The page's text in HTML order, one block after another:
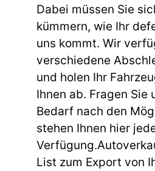
Dabei müssen Sie
kümmern, wie Ihr
uns kommt. Wir
verschiedene
und holen Ihr
Ihnen ab. Fragen Sie
Bedarf nach den
stehen Ihnen hier
List zum Export von